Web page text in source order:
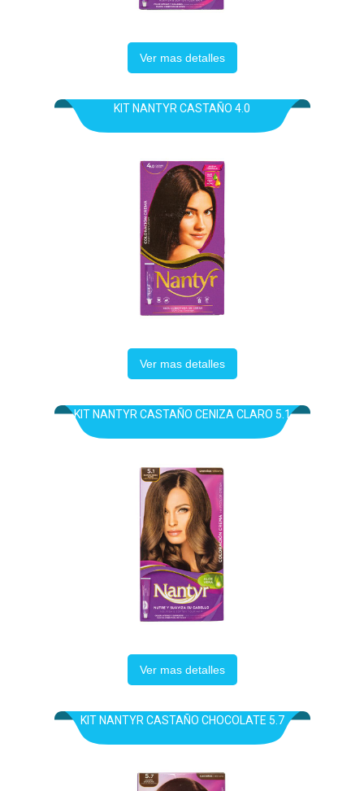
Ver mas detalles
KIT NANTYR CASTAÑO 4.0
Ver mas detalles
KIT NANTYR CASTAÑO CENIZA CLARO 5.1
Ver mas detalles
KIT NANTYR CASTAÑO CHOCOLATE 5.7